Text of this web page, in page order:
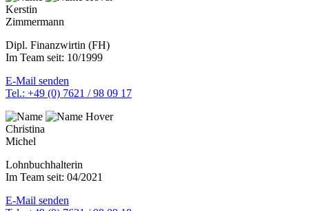
Kerstin
Zimmermann
Dipl. Finanzwirtin (FH)
Im Team seit: 10/1999
E-Mail senden
Tel.: +49 (0) 7621 / 98 09 17
Christina
Michel
Lohnbuchhalterin
Im Team seit: 04/2021
E-Mail senden